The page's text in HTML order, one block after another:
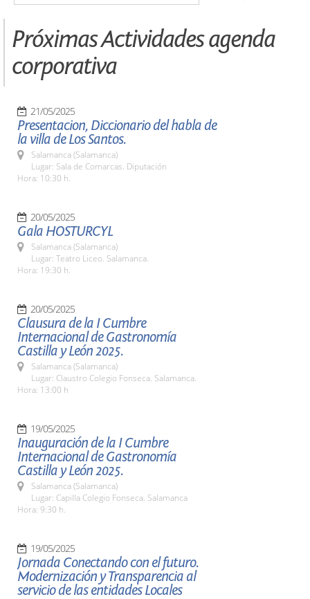
Próximas Actividades agenda
corporativa
21/05/2025
Presentacion, Diccionario del habla de
la villa de Los Santos.
Salamanca (Salamanca)
Lugar: Sala de Comarcas. Diputación
Hora: 10:30 h.
20/05/2025
Gala HOSTURCYL
Salamanca (Salamanca)
Lugar: Teatro Liceo. Salamanca.
Hora: 19:30 h.
20/05/2025
Clausura de la I Cumbre
Internacional de Gastronomía
Castilla y León 2025.
Salamanca (Salamanca)
Lugar: Claustro Colegio Fonseca. Salamanca.
Hora: 13:00 h
19/05/2025
Inauguración de la I Cumbre
Internacional de Gastronomía
Castilla y León 2025.
Salamanca (Salamanca)
Lugar: Capilla Colegio Fonseca. Salamanca
Hora: 9:30 h.
19/05/2025
Jornada Conectando con el futuro.
Modernización y Transparencia al
servicio de las entidades Locales